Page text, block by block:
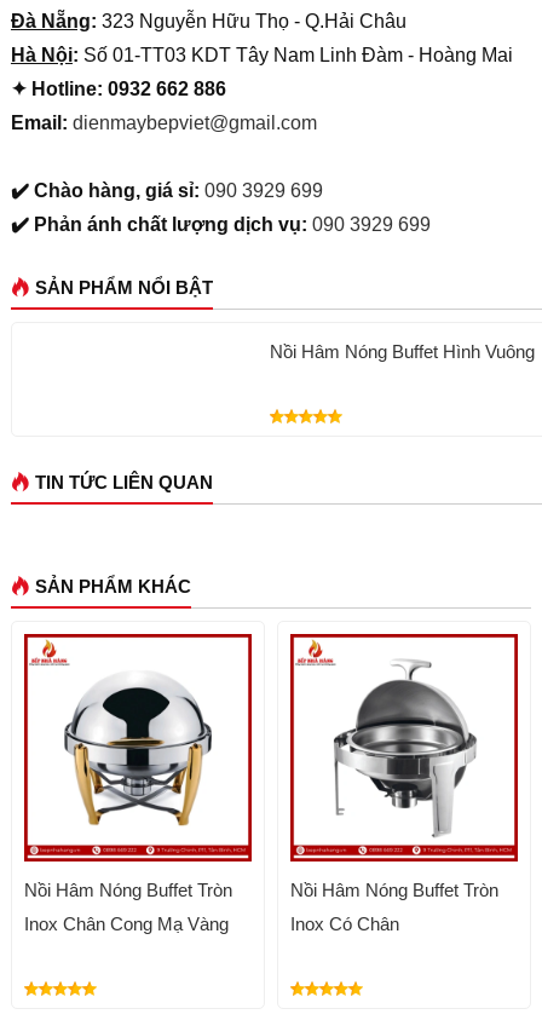
Đà Nẵng: 323 Nguyễn Hữu Thọ - Q.Hải Châu
Hà Nội: Số 01-TT03 KDT Tây Nam Linh Đàm - Hoàng Mai
✦ Hotline: 0932 662 886
Email: dienmaybepviet@gmail.com
✔️ Chào hàng, giá sỉ: 090 3929 699
✔️ Phản ánh chất lượng dịch vụ: 090 3929 699
SẢN PHẨM NỔI BẬT
Nồi Hâm Nóng Buffet Hình Vuông
TIN TỨC LIÊN QUAN
SẢN PHẨM KHÁC
Nồi Hâm Nóng Buffet Tròn
Inox Chân Cong Mạ Vàng
Nồi Hâm Nóng Buffet Tròn
Inox Có Chân